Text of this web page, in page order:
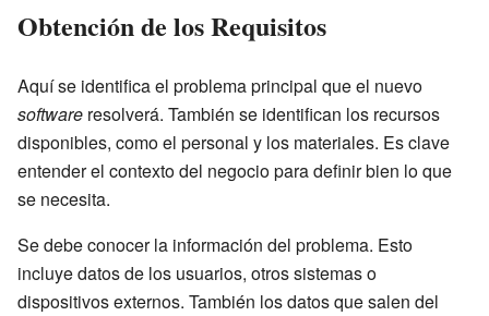
Obtención de los Requisitos
Aquí se identifica el problema principal que el nuevo
software resolverá. También se identifican los recursos
disponibles, como el personal y los materiales. Es clave
entender el contexto del negocio para definir bien lo que
se necesita.
Se debe conocer la información del problema. Esto
incluye datos de los usuarios, otros sistemas o
dispositivos externos. También los datos que salen del